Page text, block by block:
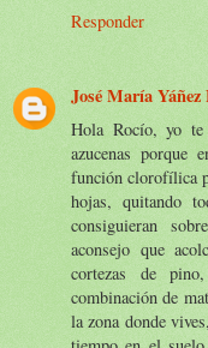
Responder
José María Yáñez
Hola Rocío, yo te
azucenas porque
función clorofílica
hojas, quitando
consiguieran
aconsejo que
cortezas de
combinación de
la zona donde